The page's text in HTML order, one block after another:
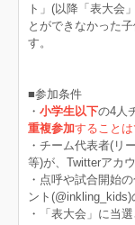
ト」(以降「表大会
とができなかった
す。
■参加条件
・ 小学生以下の4人
重複参加すること
・チーム代表者(リ
等)が、Twitterアカ
・点呼や試合開始
ント(@inkling_kids)
・「表大会」に当